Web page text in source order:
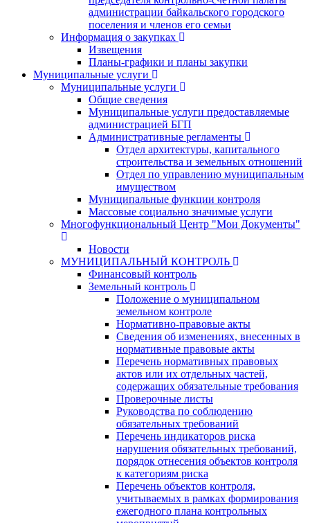
администрации байкальского городского
поселения и членов его семьи
Информация о закупках
Извещения
Планы-графики и планы закупки
Муниципальные услуги
Муниципальные услуги
Общие сведения
Муниципальные услуги предоставляемые
администрацией БГП
Административные регламенты
Отдел архитектуры, капитального
строительства и земельных отношений
Отдел по управлению муниципальным
имуществом
Муниципальные функции контроля
Массовые социально значимые услуги
Многофункциональный Центр "Мои Документы"
Новости
МУНИЦИПАЛЬНЫЙ КОНТРОЛЬ
Финансовый контроль
Земельный контроль
Положение о муниципальном
земельном контроле
Нормативно-правовые акты
Сведения об изменениях, внесенных в
нормативные правовые акты
Перечень нормативных правовых
актов или их отдельных частей,
содержащих обязательные требования
Проверочные листы
Руководства по соблюдению
обязательных требований
Перечень индикаторов риска
нарушения обязательных требований,
порядок отнесения объектов контроля
к категориям риска
Перечень объектов контроля,
учитываемых в рамках формирования
ежегодного плана контрольных